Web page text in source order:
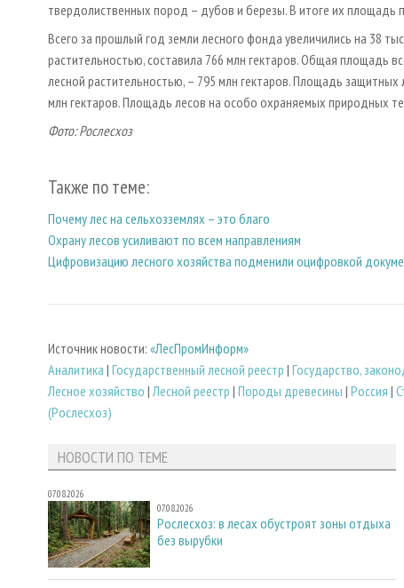
твердолиственных пород – дубов и березы. В итоге их площадь
Всего за прошлый год земли лесного фонда увеличились на 38
растительностью, составила 766 млн гектаров. Общая площадь
лесной растительностью, – 795 млн гектаров. Площадь
млн гектаров. Площадь лесов на особо охраняемых природных
Фото: Рослесхоз
Также по теме:
Почему лес на сельхозземлях – это благо
Охрану лесов усиливают по всем направлениям
Цифровизацию лесного хозяйства подменили оцифровкой
Источник новости: «ЛесПромИнформ»
Аналитика | Государственный лесной реестр | Государство,
Лесное хозяйство |Лесной реестр | Породы древесины | Россия |
(Рослесхоз)
НОВОСТИ ПО ТЕМЕ
07.08.2026
07.08.2026
Рослесхоз: в лесах обустроят зоны отдыха
без вырубки